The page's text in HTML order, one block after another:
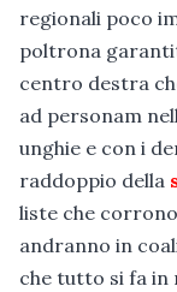
regionali poco
poltrona
centro destra
ad personam
unghie e con i
raddoppio della
liste che
andranno in
che tutto si fa in